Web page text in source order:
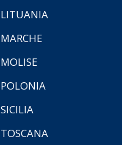
LITUANIA
MARCHE
MOLISE
POLONIA
SICILIA
TOSCANA